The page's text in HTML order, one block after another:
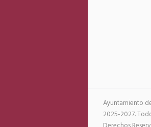
Ayuntamiento
2025-2027.